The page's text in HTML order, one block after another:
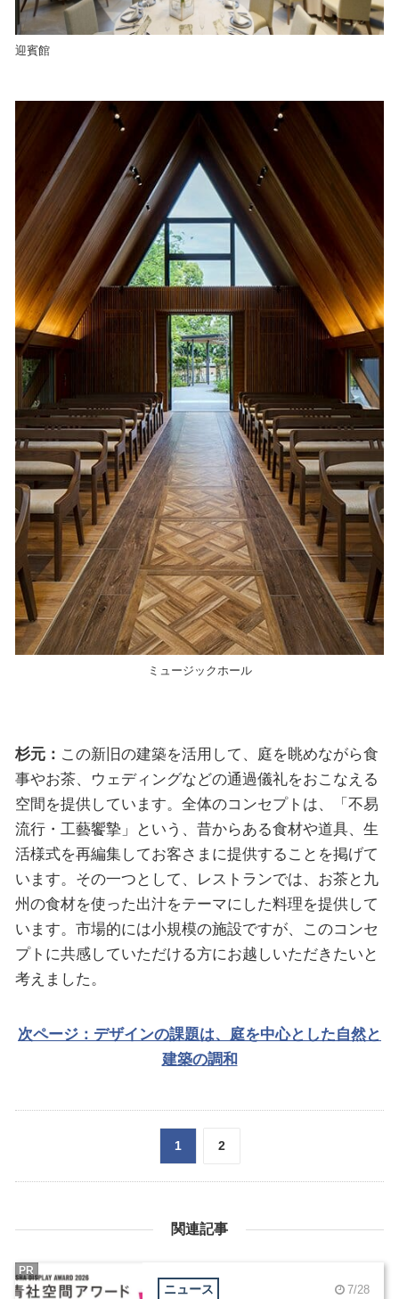
迎賓館
ミュージックホール
杉元： この新旧の建築を活用して、庭を眺めながら食
事やお茶、ウェディングなどの通過儀礼をおこなえる
空間を提供しています。全体のコンセプトは、「不易
流行・工藝饗摯」という、昔からある食材や道具、生
活様式を再編集してお客さまに提供することを掲げて
います。その一つとして、レストランでは、お茶と九
州の食材を使った出汁をテーマにした料理を提供して
います。市場的には小規模の施設ですが、このコンセ
プトに共感していただける方にお越しいただきたいと
考えました。
次ページ：デザインの課題は、庭を中心とした自然と
建築の調和
1 2
関連記事
ニュース 7/28
PR